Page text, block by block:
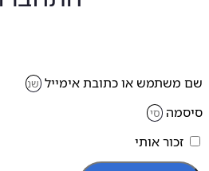
או כתובת אימייל
זכור אותי